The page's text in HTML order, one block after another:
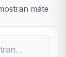
máte